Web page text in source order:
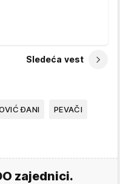
Sledeća vest
ĐANI PEVAČI
zajednici.